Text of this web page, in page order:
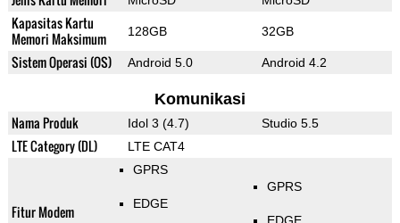
Kapasitas Kartu
Memori Maksimum
128GB 32GB
Sistem Operasi (OS) Android 5.0 Android 4.2
Komunikasi
Nama Produk Idol 3 (4.7) Studio 5.5
LTE Category (DL) LTE CAT4
Fitur Modem
GPRS
EDGE
GPRS